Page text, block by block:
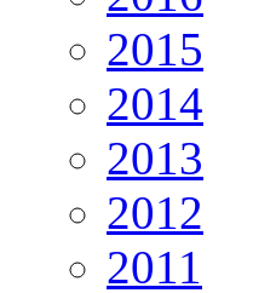
2015
2014
2013
2012
2011